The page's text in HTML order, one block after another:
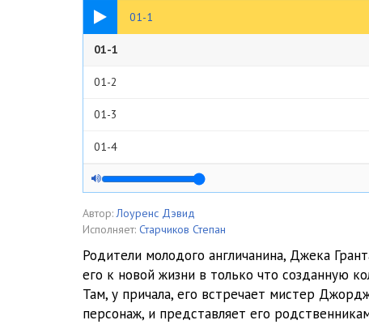
01-1
57:38
01-1
01-2
01-3
01-4
02-1
02-2
02-4
03-1
Автор: Лоуренс Дэвид
Исполняет: Старчиков Степан
Родители молодого англичанина, Джека
его к новой жизни в только что созданную
Там, у причала, его встречает мистер
персонаж, и представляет его